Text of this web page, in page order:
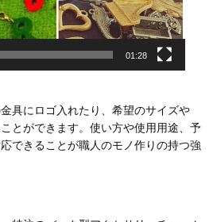
01:28
具にロゴ入れたり、希望のサイズや
とができます。使い方や使用用途、予
できることが職人のモノ作りの持つ強